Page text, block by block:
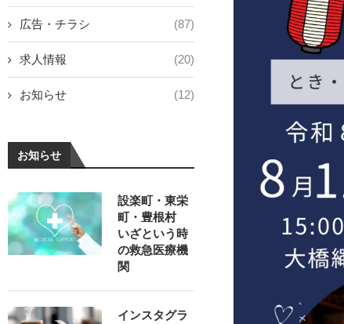
広告・チラシ (87)
求人情報 (20)
お知らせ (12)
お知らせ
設楽町・東栄
町・豊根村
いざという時
の救急医療機
関
インスタグラ